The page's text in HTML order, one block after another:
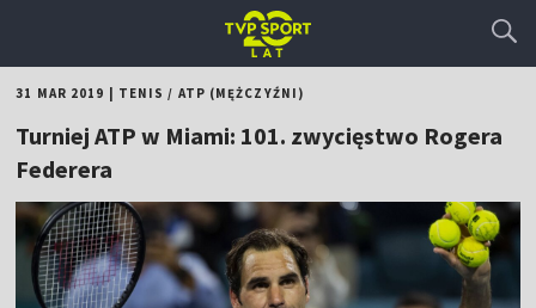
31 MAR 2019 TENIS / ATP (MĘŻCZYŹNI)
Turniej ATP w Miami: 101. zwycięstwo Rogera
Federera